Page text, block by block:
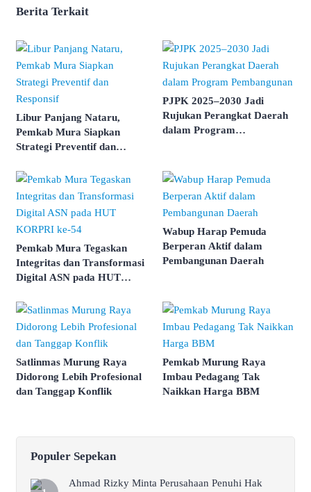
Berita Terkait
Libur Panjang Nataru,
Pemkab Mura Siapkan
Strategi Preventif dan
PJPK 2025–2030 Jadi
Rujukan Perangkat Daerah
dalam Program
Pemkab Mura Tegaskan
Integritas dan Transformasi
Digital ASN pada HUT
Wabup Harap Pemuda
Berperan Aktif dalam
Pembangunan Daerah
Satlinmas Murung Raya
Didorong Lebih Profesional
dan Tanggap Konflik
Pemkab Murung Raya
Imbau Pedagang Tak
Naikkan Harga BBM
Populer Sepekan
Ahmad Rizky Minta Perusahaan Penuhi Hak